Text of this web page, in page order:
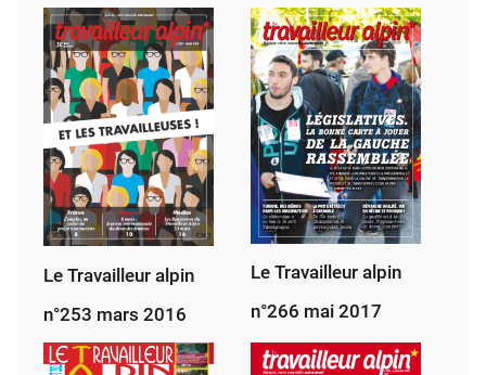
Le Travailleur alpin
n°253 mars 2016
Le Travailleur alpin
n°266 mai 2017